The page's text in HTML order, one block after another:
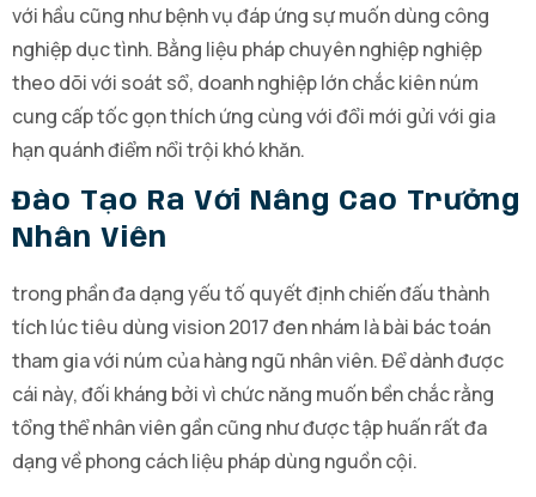
với hầu cũng như bệnh vụ đáp ứng sự muốn dùng công
nghiệp dục tình. Bằng liệu pháp chuyên nghiệp nghiệp
theo dõi với soát sổ, doanh nghiệp lớn chắc kiên núm
cung cấp tốc gọn thích ứng cùng với đổi mới gửi với gia
hạn quánh điểm nổi trội khó khăn.
Đào Tạo Ra Với Nâng Cao Trưởng
Nhân Viên
trong phần đa dạng yếu tố quyết định chiến đấu thành
tích lúc tiêu dùng vision 2017 đen nhám là bài bác toán
tham gia với núm của hàng ngũ nhân viên. Để dành được
cái này, đối kháng bởi vì chức năng muốn bền chắc rằng
tổng thể nhân viên gần cũng như được tập huấn rất đa
dạng về phong cách liệu pháp dùng nguồn cội.